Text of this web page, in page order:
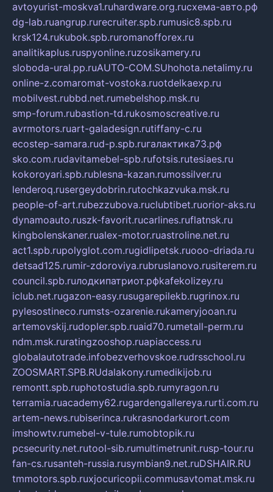
avtoyurist-moskva1.ruhardware.org.ruсхема-авто.рф
dg-lab.ruangrup.rurecruiter.spb.rumusic8.spb.ru
krsk124.rukubok.spb.ruromanofforex.ru
analitikaplus.ruspyonline.ruzosikamery.ru
sloboda-ural.pp.ruAUTO-COM.SUhohota.netalimy.ru
online-z.comaromat-vostoka.ruotdelkaexp.ru
mobilvest.rubbd.net.rumebelshop.msk.ru
smp-forum.rubastion-td.rukosmoscreative.ru
avrmotors.ruart-galadesign.rutiffany-c.ru
ecostep-samara.rud-p.spb.ruгалактика73.рф
sko.com.rudavitamebel-spb.rufotsis.rutesiaes.ru
kokoroyari.spb.rublesna-kazan.rumossilver.ru
lenderoq.rusergeydobrin.rutochkazvuka.msk.ru
people-of-art.rubezzubova.ruclubtibet.ruorior-aks.ru
dynamoauto.ruszk-favorit.rucarlines.ruflatnsk.ru
kingbolenskaner.rualex-motor.ruastroline.net.ru
act1.spb.rupolyglot.com.rugidlipetsk.ruooo-driada.ru
detsad125.rumir-zdoroviya.rubruslanovo.rusiterem.ru
council.spb.ruлодкипатриот.рфkafekolizey.ru
iclub.net.rugazon-easy.rusugarepilekb.rugrinox.ru
pylesostineco.rumsts-ozarenie.rukameryjooan.ru
artemovskij.rudopler.spb.ruaid70.rumetall-perm.ru
ndm.msk.ruratingzooshop.ruapiaccess.ru
globalautotrade.infobezverhovskoe.rudrsschool.ru
ZOOSMART.SPB.RUdalakony.rumedikijob.ru
remontt.spb.ruphotostudia.spb.rumyragon.ru
terramia.ruacademy62.rugardengallereya.rurti.com.ru
artem-news.rubiserinca.rukrasnodarkurort.com
imshowtv.rumebel-v-tule.rumobtopik.ru
pcsecurity.net.rutool-sib.rumultimetrunit.rusp-tour.ru
fan-cs.rusanteh-russia.rusymbian9.net.ruDSHAIR.RU
tmmotors.spb.ruxjocuricopii.commusavtomat.msk.ru